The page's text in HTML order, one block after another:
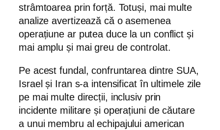
strâmtoarea prin forță. Totuși, mai multe
analize avertizează că o asemenea
operațiune ar putea duce la un conflict și
mai amplu și mai greu de controlat.
Pe acest fundal, confruntarea dintre SUA,
Israel și Iran s-a intensificat în ultimele zile
pe mai multe direcții, inclusiv prin
incidente militare și operațiuni de căutare
a unui membru al echipajului american